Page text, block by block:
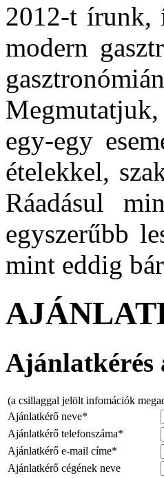
2012-t írunk,
modern
egy-egy
ételekkel,
Ráadásul
egyszerűbb
mint eddig
Ajánlatkérés
(a csillaggal jelölt infomációk
Ajánlatkérő neve*
Ajánlatkérő telefonszáma*
Ajánlatkérő e-mail címe*
Ajánlatkérő cégének neve